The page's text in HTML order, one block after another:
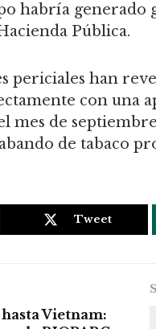
habría generado
Pública.
periciales han
con una
mes de
de tabaco
Tweet
Vietnam: